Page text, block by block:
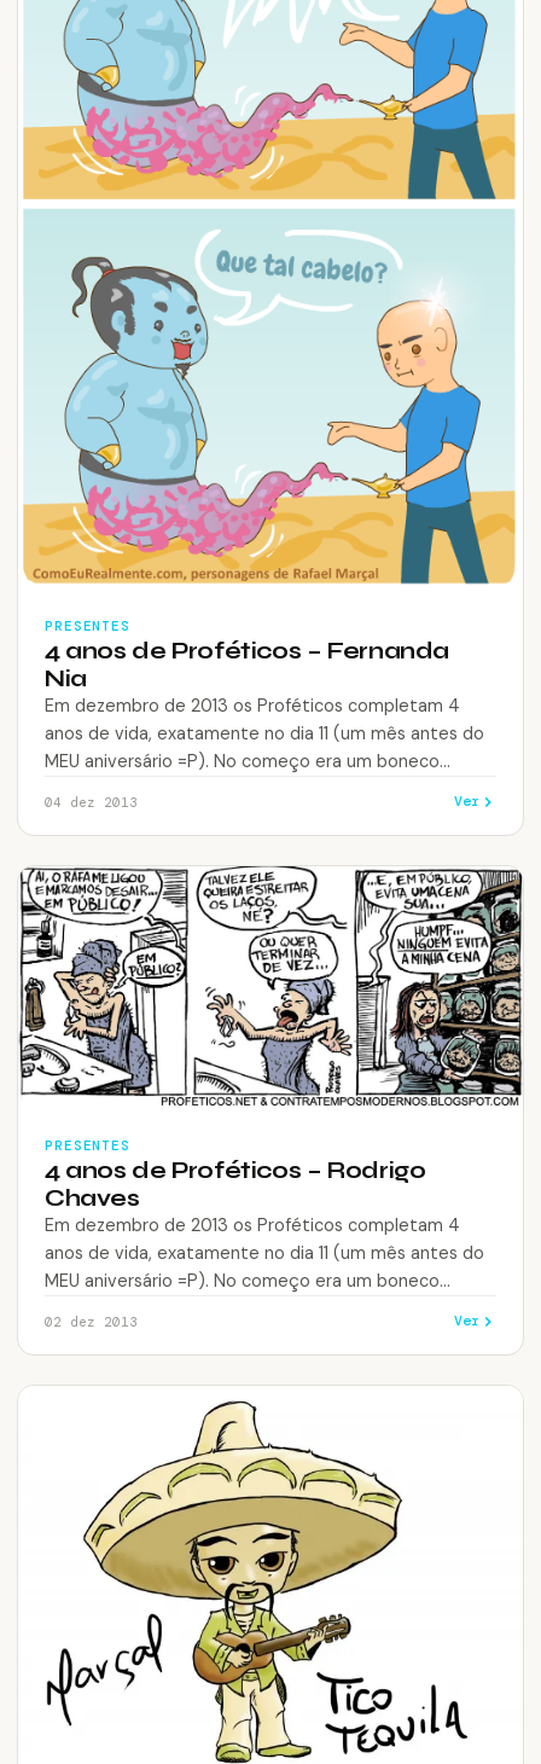
PRESENTES
4 anos de Proféticos – Fernanda
Nia
Em dezembro de 2013 os Proféticos completam 4
anos de vida, exatamente no dia 11 (um mês antes do
MEU aniversário =P). No começo era um boneco
04 dez 2013 Ver
PRESENTES
4 anos de Proféticos – Rodrigo
Chaves
Em dezembro de 2013 os Proféticos completam 4
anos de vida, exatamente no dia 11 (um mês antes do
MEU aniversário =P). No começo era um boneco
02 dez 2013 Ver